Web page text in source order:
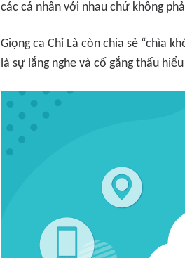
các cá nhân với nhau chứ không
Giọng ca Chỉ Là còn chia sẻ “chìa
là sự lắng nghe và cố gắng thấu